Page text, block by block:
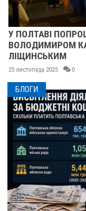
У ПОЛТАВІ
ВОЛОДИМИРОМ
ЛІЩИНСЬКИМ
25 листопада 2025 0
БЛОГИ